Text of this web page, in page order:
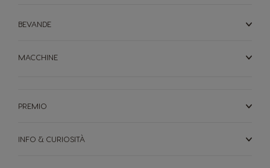
BEVANDE
MACCHINE
PREMIO
INFO & CURIOSITÀ